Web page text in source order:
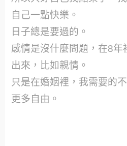
自己一點快樂。
日子總是要過的。
感情是沒什麼問題，在8年
出來，比如親情。
只是在婚姻裡，我需要的
更多自由。